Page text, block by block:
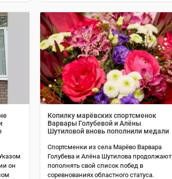
он
Копилку марёвских спортсменок
Варвары Голубевой и Алёны
Шутиловой вновь пополнили медали
Спортсменки из села Марёво Варвара
Голубева и Алёна Шутилова продолжают
пополнять свой список побед в
соревнованиях областного статуса.